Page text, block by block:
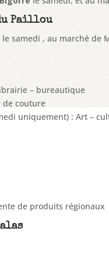
Paillou
samedi , au marché
– bureautique
de couture
uniquement) : Art –
de produits régionaux